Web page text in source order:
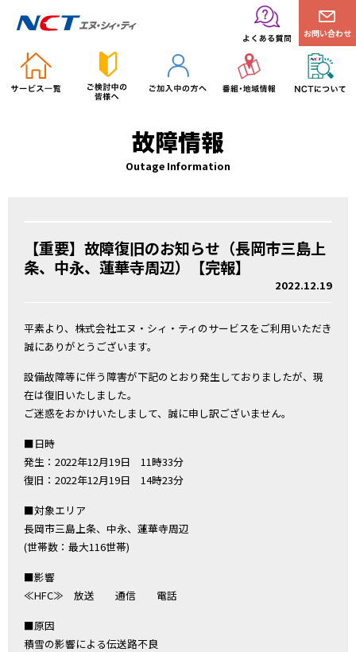
お問い合わせ
故障情報
Outage Information
【重要】故障復旧のお知らせ（長岡市三島上
条、中永、蓮華寺周辺）【完報】
2022.12.19
平素より、株式会社エヌ・シィ・ティのサービスをご利用いただき
誠にありがとうございます。
設備故障等に伴う障害が下記のとおり発生しておりましたが、現
在は復旧いたしました。
ご迷惑をおかけいたしまして、誠に申し訳ございません。
■日時
発生：2022年12月19日 11時33分
復旧：2022年12月19日 14時23分
■対象エリア
長岡市三島上条、中永、蓮華寺周辺
(世帯数：最大116世帯)
■影響
≪HFC≫ 放送 通信 電話
■原因
積雪の影響による伝送路不良